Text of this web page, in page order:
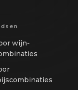
wijn-